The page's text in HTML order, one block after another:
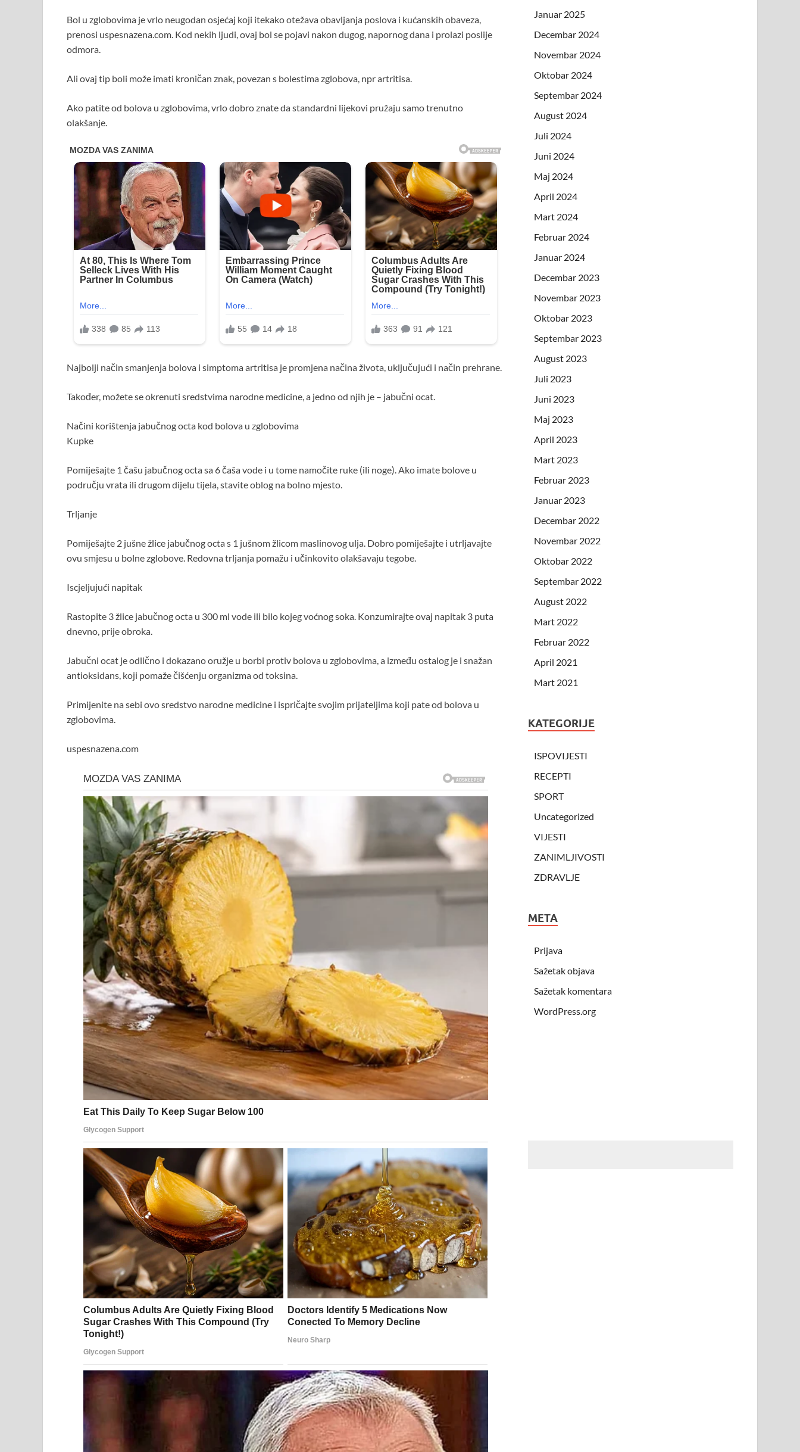
Bol u zglobovima je vrlo neugodan osjećaj koji itekako otežava obavljanja poslova i kućanskih obaveza,
prenosi uspesnazena.com. Kod nekih ljudi, ovaj bol se pojavi nakon dugog, napornog dana i prolazi poslije
odmora.
Ali ovaj tip boli može imati kroničan znak, povezan s bolestima zglobova, npr artritisa.
Ako patite od bolova u zglobovima, vrlo dobro znate da standardni lijekovi pružaju samo trenutno
olakšanje.
Najbolji način smanjenja bolova i simptoma artritisa je promjena načina života, uključujući i način prehrane.
Također, možete se okrenuti sredstvima narodne medicine, a jedno od njih je – jabučni ocat.
Načini korištenja jabučnog octa kod bolova u zglobovima
Kupke
Pomiješajte 1 čašu jabučnog octa sa 6 čaša vode i u tome namočite ruke (ili noge). Ako imate bolove u
području vrata ili drugom dijelu tijela, stavite oblog na bolno mjesto.
Trljanje
Pomiješajte 2 jušne žlice jabučnog octa s 1 jušnom žlicom maslinovog ulja. Dobro pomiješajte i utrljavajte
ovu smjesu u bolne zglobove. Redovna trljanja pomažu i učinkovito olakšavaju tegobe.
Iscjeljujući napitak
Rastopite 3 žlice jabučnog octa u 300 ml vode ili bilo kojeg voćnog soka. Konzumirajte ovaj napitak 3 puta
dnevno, prije obroka.
Jabučni ocat je odlično i dokazano oružje u borbi protiv bolova u zglobovima, a između ostalog je i snažan
antioksidans, koji pomaže čišćenju organizma od toksina.
Primijenite na sebi ovo sredstvo narodne medicine i ispričajte svojim prijateljima koji pate od bolova u
zglobovima.
uspesnazena.com
Januar 2025
Decembar 2024
Novembar 2024
Oktobar 2024
Septembar 2024
August 2024
Juli 2024
Juni 2024
Maj 2024
April 2024
Mart 2024
Februar 2024
Januar 2024
Decembar 2023
Novembar 2023
Oktobar 2023
Septembar 2023
August 2023
Juli 2023
Juni 2023
Maj 2023
April 2023
Mart 2023
Februar 2023
Januar 2023
Decembar 2022
Novembar 2022
Oktobar 2022
Septembar 2022
August 2022
Mart 2022
Februar 2022
April 2021
Mart 2021
KATEGORIJE
ISPOVIJESTI
RECEPTI
SPORT
Uncategorized
VIJESTI
ZANIMLJIVOSTI
ZDRAVLJE
META
Prijava
Sažetak objava
Sažetak komentara
WordPress.org